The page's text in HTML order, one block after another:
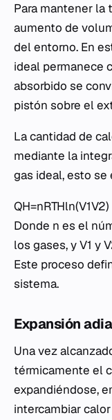
Para mantener la
aumento de
del entorno. En
ideal permanece
absorbido se
pistón sobre el
La cantidad de
mediante la
gas ideal, esto se
QH​=nRTH​ln(V1​V2​​)
Donde n es el
los gases, y V1​ y
Este proceso
sistema.
Expansión
Una vez
térmicamente el
expandiéndose,
intercambiar